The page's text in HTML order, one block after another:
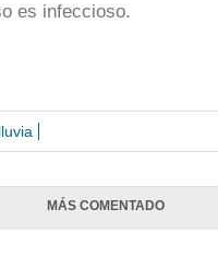
es infeccioso.
lluvia
MÁS COMENTADO